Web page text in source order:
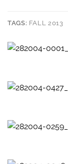
TAGS: FALL 2013